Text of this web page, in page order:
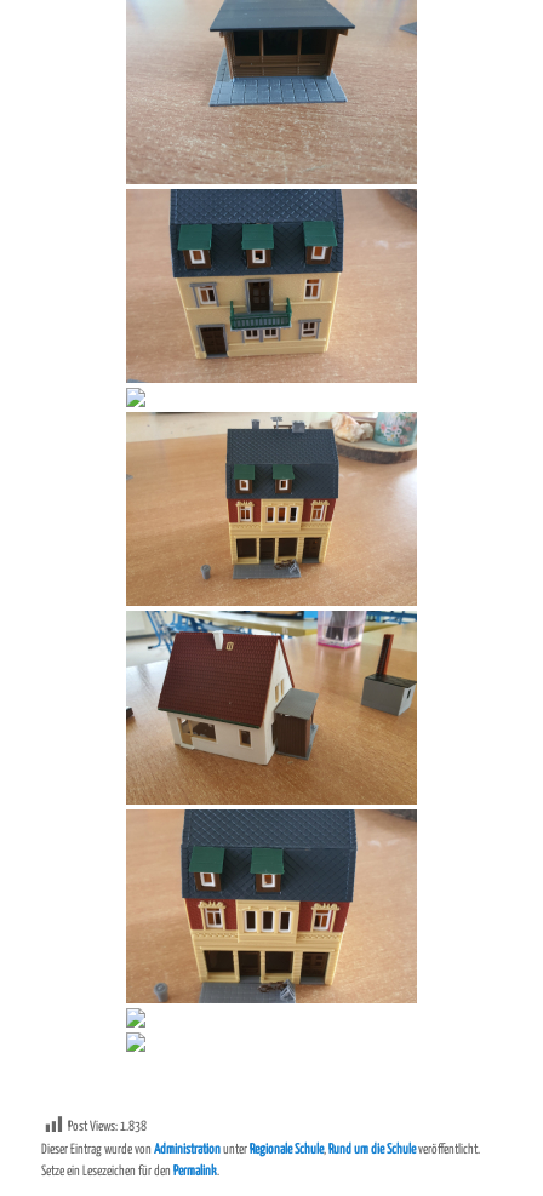
Post Views:1.838
Dieser Eintrag wurde vonAdministrationunterRegionale Schule,Rund um die Schuleveröffentlicht.
Setze ein Lesezeichen für denPermalink